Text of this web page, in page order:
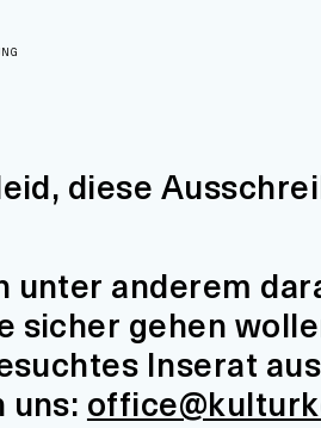
diese
unter anderem
sicher gehen
Inserat
uns: